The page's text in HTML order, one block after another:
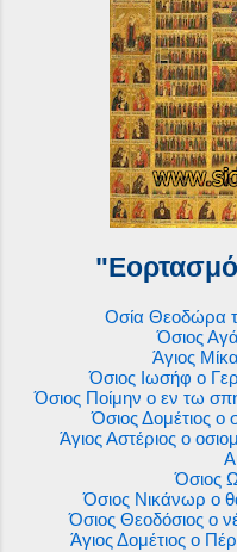
Οσία Θεοδώρα
Όσιος
Άγιος
Όσιος Ιωσήφ ο
Όσιος Ποίμην ο εν τω
Όσιος Δομέτιος ο
Άγιος Αστέριος ο
Όσιος
Όσιος Νικάνωρ ο
Όσιος Θεοδόσιος ο
Άγιος Δομέτιος ο